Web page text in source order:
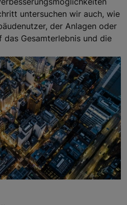
untersuchen wir auch, wie
der Anlagen oder
das Gesamterlebnis und die